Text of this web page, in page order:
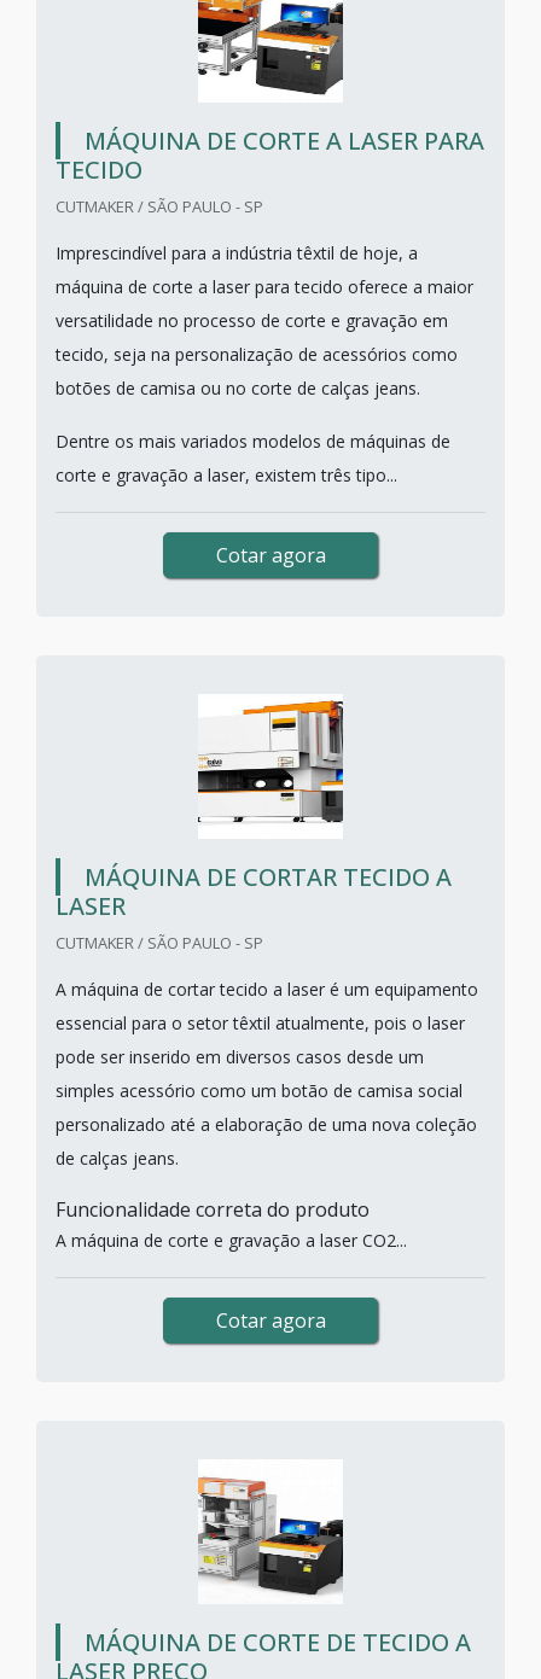
MÁQUINA DE CORTE A LASER PARA
TECIDO
CUTMAKER / SÃO PAULO - SP
Imprescindível para a indústria têxtil de hoje, a
máquina de corte a laser para tecido oferece a maior
versatilidade no processo de corte e gravação em
tecido, seja na personalização de acessórios como
botões de camisa ou no corte de calças jeans.
Dentre os mais variados modelos de máquinas de
corte e gravação a laser, existem três tipo...
Cotar agora
MÁQUINA DE CORTAR TECIDO A
LASER
CUTMAKER / SÃO PAULO - SP
A máquina de cortar tecido a laser é um equipamento
essencial para o setor têxtil atualmente, pois o laser
pode ser inserido em diversos casos desde um
simples acessório como um botão de camisa social
personalizado até a elaboração de uma nova coleção
de calças jeans.
Funcionalidade correta do produto
A máquina de corte e gravação a laser CO2...
Cotar agora
MÁQUINA DE CORTE DE TECIDO A
LASER PREÇO